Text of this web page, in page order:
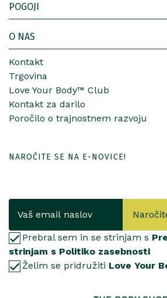
POGOJI
O NAS
Kontakt
Trgovina
Love Your Body™ Club
Kontakt za darilo
Poročilo o trajnostnem razvoju
NAROČITE SE NA E-NOVICE!
Prebral sem in se strinjam s
strinjam s Politiko zasebnosti
Želim se pridružiti Love Your